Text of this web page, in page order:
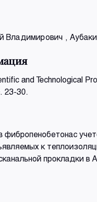
,
and Technological
23-30.
фибропенобетонас
к
прокладки в